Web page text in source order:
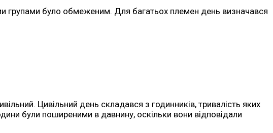
групами було обмеженим. Для багатьох племен день визначався
Цивільний день складався з годинників, тривалість яких
були поширеними в давнину, оскільки вони відповідали